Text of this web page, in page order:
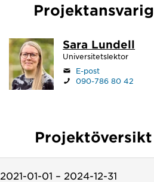
Projektansvarig
Sara Lundell
Universitetslektor
E-post
090-786 80 42
Projektöversikt
2021-01-01 – 2024-12-31